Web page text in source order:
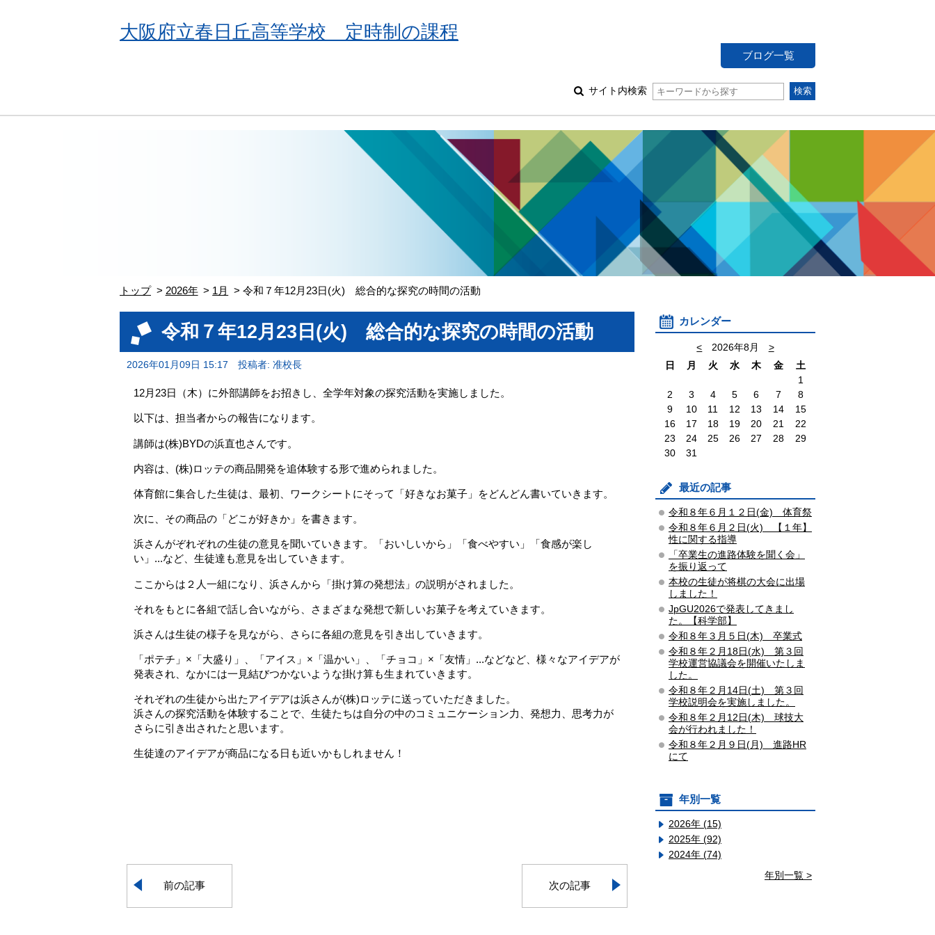
大阪府立春日丘高等学校 定時制の課程
ブログ一覧
サイト内検索
トップ 2026年 1月 令和７年12月23日(火) 総合的な探究の時間の活動
令和７年12月23日(火) 総合的な探究の時間の活動
2026年01月09日 15:17 投稿者: 准校長
12月23日（木）に外部講師をお招きし、全学年対象の探究活動を実施しました。
以下は、担当者からの報告になります。
講師は(株)BYDの浜直也さんです。
内容は、(株)ロッテの商品開発を追体験する形で進められました。
体育館に集合した生徒は、最初、ワークシートにそって「好きなお菓子」をどんどん書いていきます。
次に、その商品の「どこが好きか」を書きます。
浜さんがぞれぞれの生徒の意見を聞いていきます。「おいしいから」「食べやすい」「食感が楽し
い」...など、生徒達も意見を出していきます。
ここからは２人一組になり、浜さんから「掛け算の発想法」の説明がされました。
それをもとに各組で話し合いながら、さまざまな発想で新しいお菓子を考えていきます。
浜さんは生徒の様子を見ながら、さらに各組の意見を引き出していきます。
「ポテチ」×「大盛り」、「アイス」×「温かい」、「チョコ」×「友情」...などなど、様々なアイデアが
発表され、なかには一見結びつかないような掛け算も生まれていきます。
それぞれの生徒から出たアイデアは浜さんが(株)ロッテに送っていただきました。
浜さんの探究活動を体験することで、生徒たちは自分の中のコミュニケーション力、発想力、思考力が
さらに引き出されたと思います。
生徒達のアイデアが商品になる日も近いかもしれません！
前の記事 次の記事
カレンダー
< 2026年8月
>
日
月 火 水 木 金
土
1
2
3 4 5 6 7
8
9
10 11 12 13 14
15
16
17 18 19 20 21
22
23
24 25 26 27 28
29
30
31
最近の記事
令和８年６月１２日(金) 体育祭
令和８年６月２日(火) 【１年】
性に関する指導
「卒業生の進路体験を聞く会」
を振り返って
本校の生徒が将棋の大会に出場
しました！
JpGU2026で発表してきまし
た。【科学部】
令和８年３月５日(木) 卒業式
令和８年２月18日(水) 第３回
学校運営協議会を開催いたしま
した。
令和８年２月14日(土) 第３回
学校説明会を実施しました。
令和８年２月12日(木) 球技大
会が行われました！
令和８年２月９日(月) 進路HR
にて
年別一覧
2026年 (15)
2025年 (92)
2024年 (74)
年別一覧 >